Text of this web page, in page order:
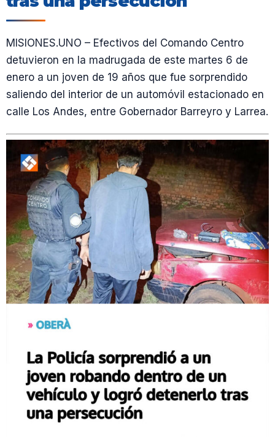
MISIONES.UNO – Efectivos del Comando Centro
detuvieron en la madrugada de este martes 6 de
enero a un joven de 19 años que fue sorprendido
saliendo del interior de un automóvil estacionado en
calle Los Andes, entre Gobernador Barreyro y Larrea.